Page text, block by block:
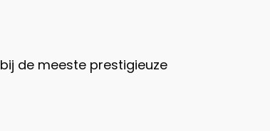
de meeste prestigieuze